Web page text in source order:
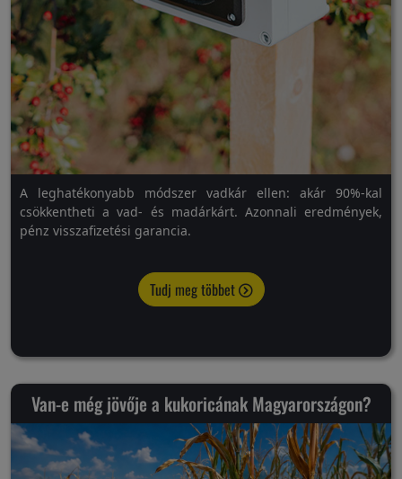
A leghatékonyabb módszer vadkár ellen: akár 90%-kal
csökkentheti a vad- és madárkárt. Azonnali eredmények,
pénz visszafizetési garancia.
Tudj meg többet
Van-e még jövője a kukoricának Magyarországon?